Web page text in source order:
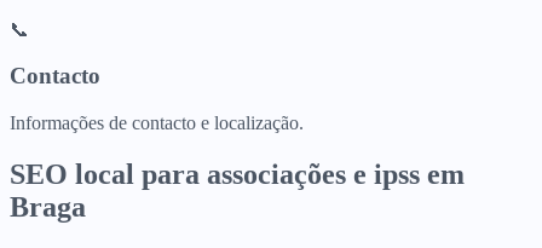
📞
Contacto
Informações de contacto e localização.
SEO local para associações e ipss em
Braga